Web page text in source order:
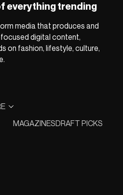
everything trending
media that produces and
digital content,
on fashion, lifestyle, culture,
MAGAZINESDRAFT PICKS